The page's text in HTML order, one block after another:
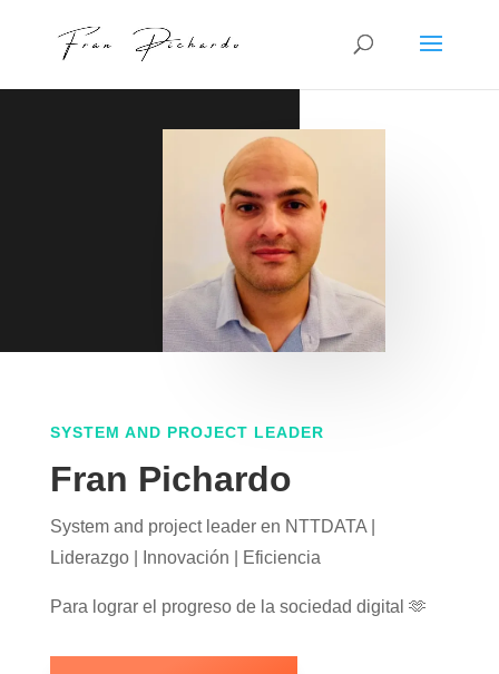
SYSTEM AND PROJECT LEADER
Fran Pichardo
System and project leader en NTTDATA |
Liderazgo | Innovación | Eficiencia
Para lograr el progreso de la sociedad digital 🫶